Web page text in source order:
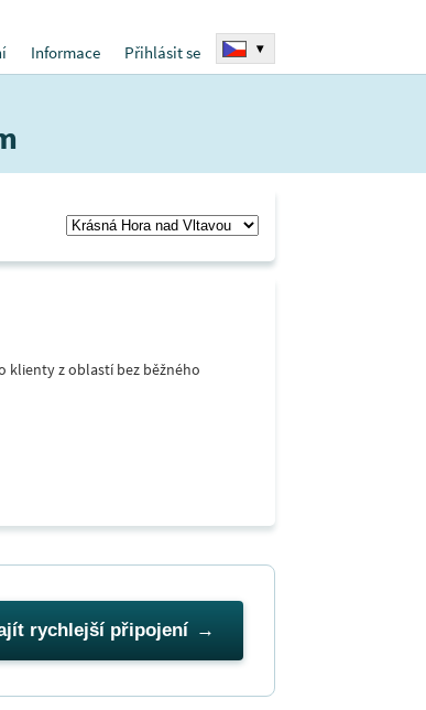
Informace Přihlásit se ▾
klienty z oblastí bez běžného
rychlejší připojení